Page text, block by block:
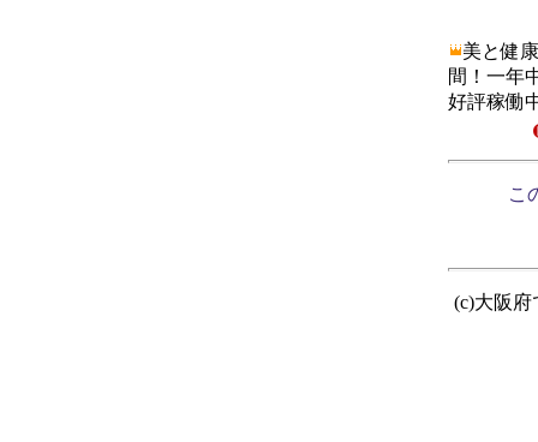
美と健
間！一年
好評稼働
こ
(c)大阪